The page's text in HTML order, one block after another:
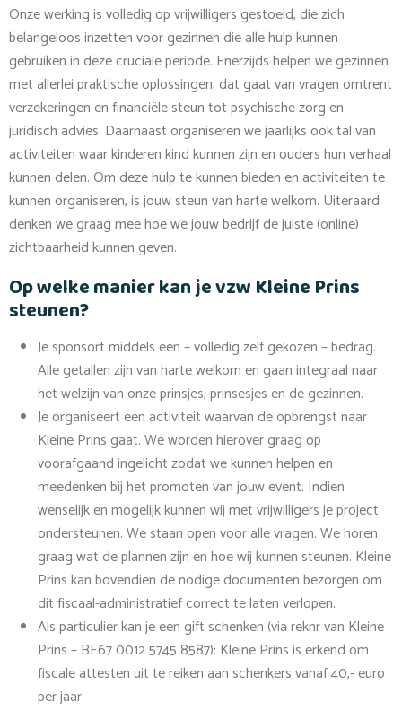
Onze werking is volledig op vrijwilligers gestoeld, die zich
belangeloos inzetten voor gezinnen die alle hulp kunnen
gebruiken in deze cruciale periode. Enerzijds helpen we gezinnen
met allerlei praktische oplossingen; dat gaat van vragen omtrent
verzekeringen en financiële steun tot psychische zorg en
juridisch advies. Daarnaast organiseren we jaarlijks ook tal van
activiteiten waar kinderen kind kunnen zijn en ouders hun verhaal
kunnen delen. Om deze hulp te kunnen bieden en activiteiten te
kunnen organiseren, is jouw steun van harte welkom. Uiteraard
denken we graag mee hoe we jouw bedrijf de juiste (online)
zichtbaarheid kunnen geven.
Op welke manier kan je vzw Kleine Prins
steunen?
Je sponsort middels een – volledig zelf gekozen – bedrag.
Alle getallen zijn van harte welkom en gaan integraal naar
het welzijn van onze prinsjes, prinsesjes en de gezinnen.
Je organiseert een activiteit waarvan de opbrengst naar
Kleine Prins gaat. We worden hierover graag op
voorafgaand ingelicht zodat we kunnen helpen en
meedenken bij het promoten van jouw event. Indien
wenselijk en mogelijk kunnen wij met vrijwilligers je project
ondersteunen. We staan open voor alle vragen. We horen
graag wat de plannen zijn en hoe wij kunnen steunen. Kleine
Prins kan bovendien de nodige documenten bezorgen om
dit fiscaal-administratief correct te laten verlopen.
Als particulier kan je een gift schenken (via reknr van Kleine
Prins – BE67 0012 5745 8587): Kleine Prins is erkend om
fiscale attesten uit te reiken aan schenkers vanaf 40,- euro
per jaar.